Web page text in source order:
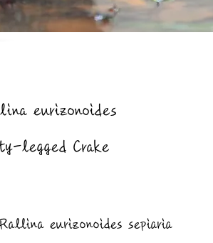
eurizonoides
legged Crake
eurizonoides sepiaria